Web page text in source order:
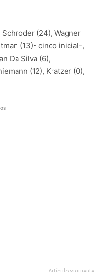
Schroder (24), Wagner
(13)- cinco inicial-,
Da Silva (6),
(12), Kratzer (0),